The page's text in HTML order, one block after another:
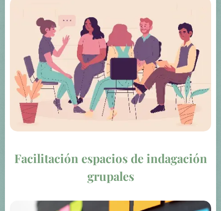
Facilitación espacios de indagación
grupales